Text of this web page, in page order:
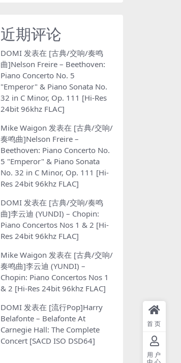
近期评论
DOMI 发表在 [古典/交响/奏鸣
曲]Nelson Freire – Beethoven:
Piano Concerto No. 5
"Emperor" & Piano Sonata No.
32 in C Minor, Op. 111 [Hi-Res
24bit 96khz FLAC]
Mike Waigon 发表在 [古典/交响/
奏鸣曲]Nelson Freire –
Beethoven: Piano Concerto No.
5 "Emperor" & Piano Sonata
No. 32 in C Minor, Op. 111 [Hi-
Res 24bit 96khz FLAC]
DOMI 发表在 [古典/交响/奏鸣
曲]李云迪 (YUNDI) – Chopin:
Piano Concertos Nos 1 & 2 [Hi-
Res 24bit 96khz FLAC]
Mike Waigon 发表在 [古典/交响/
奏鸣曲]李云迪 (YUNDI) –
Chopin: Piano Concertos Nos 1
& 2 [Hi-Res 24bit 96khz FLAC]
DOMI 发表在 [流行Pop]Harry
Belafonte – Belafonte At
Carnegie Hall: The Complete
Concert [SACD ISO DSD64]
首页
用户